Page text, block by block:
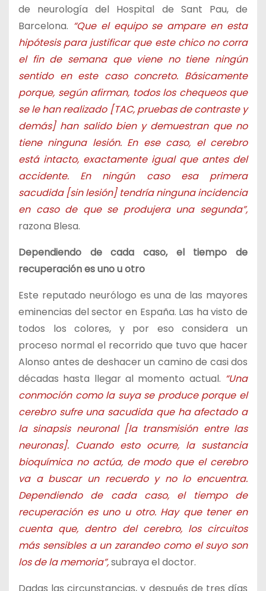
de neurología del Hospital de Sant Pau, de
Barcelona. “Que el equipo se ampare en esta
hipótesis para justificar que este chico no corra
el fin de semana que viene no tiene ningún
sentido en este caso concreto. Básicamente
porque, según afirman, todos los chequeos que
se le han realizado [TAC, pruebas de contraste y
demás] han salido bien y demuestran que no
tiene ninguna lesión. En ese caso, el cerebro
está intacto, exactamente igual que antes del
accidente. En ningún caso esa primera
sacudida [sin lesión] tendría ninguna incidencia
en caso de que se produjera una segunda”,
razona Blesa.
Dependiendo de cada caso, el tiempo de
recuperación es uno u otro
Este reputado neurólogo es una de las mayores
eminencias del sector en España. Las ha visto de
todos los colores, y por eso considera un
proceso normal el recorrido que tuvo que hacer
Alonso antes de deshacer un camino de casi dos
décadas hasta llegar al momento actual. “Una
conmoción como la suya se produce porque el
cerebro sufre una sacudida que ha afectado a
la sinapsis neuronal [la transmisión entre las
neuronas]. Cuando esto ocurre, la sustancia
bioquímica no actúa, de modo que el cerebro
va a buscar un recuerdo y no lo encuentra.
Dependiendo de cada caso, el tiempo de
recuperación es uno u otro. Hay que tener en
cuenta que, dentro del cerebro, los circuitos
más sensibles a un zarandeo como el suyo son
los de la memoria”,subraya el doctor.
Dadas las circunstancias, y después de tres días